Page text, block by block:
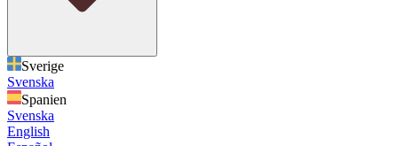
Sverige
Svenska
Spanien
Svenska
English